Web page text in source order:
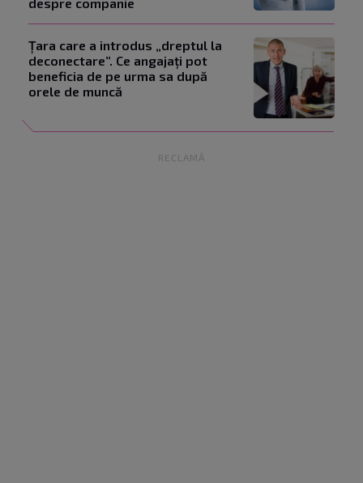
Țara care a introdus „dreptul la
deconectare”. Ce angajați pot
beneficia de pe urma sa după
orele de muncă
RECLAMĂ